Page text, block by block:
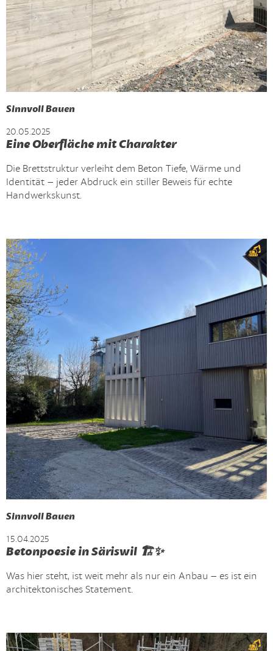
Sinnvoll Bauen
20.05.2025
Eine Oberfläche mit Charakter
Die Brettstruktur verleiht dem Beton Tiefe, Wärme und
Identität – jeder Abdruck ein stiller Beweis für echte
Handwerkskunst.
Sinnvoll Bauen
15.04.2025
Betonpoesie in Säriswil 🏗️✨
Was hier steht, ist weit mehr als nur ein Anbau – es ist ein
architektonisches Statement.